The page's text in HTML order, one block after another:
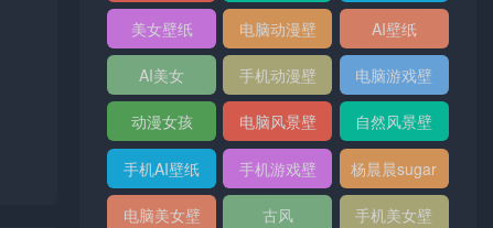
XIUREN
美女壁纸
电脑动漫壁
纸
AI壁纸
AI美女
手机动漫壁
纸
电脑游戏壁
纸
动漫女孩
电脑风景壁
纸
自然风景壁
纸
手机AI壁纸
手机游戏壁
纸
杨晨晨sugar
电脑美女壁
古风
手机美女壁